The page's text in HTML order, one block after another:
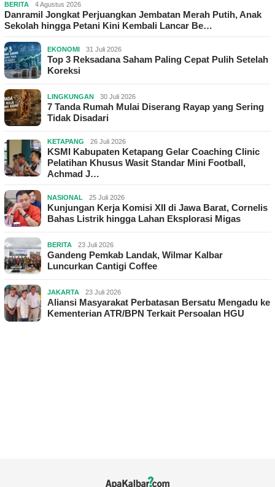
BERITA 4 Agustus 2026
Danramil Jongkat Perjuangkan Jembatan Merah Putih, Anak
Sekolah hingga Petani Kini Kembali Lancar Be…
EKONOMI 31 Juli 2026
Top 3 Reksadana Saham Paling Cepat Pulih Setelah
Koreksi
LINGKUNGAN 30 Juli 2026
7 Tanda Rumah Mulai Diserang Rayap yang Sering
Tidak Disadari
KETAPANG 26 Juli 2026
KSMI Kabupaten Ketapang Gelar Coaching Clinic
Pelatihan Khusus Wasit Standar Mini Football,
Achmad J…
NASIONAL 25 Juli 2026
Kunjungan Kerja Komisi XII di Jawa Barat, Cornelis
Bahas Listrik hingga Lahan Eksplorasi Migas
BERITA 23 Juli 2026
Gandeng Pemkab Landak, Wilmar Kalbar
Luncurkan Cantigi Coffee
JAKARTA 23 Juli 2026
Aliansi Masyarakat Perbatasan Bersatu Mengadu ke
Kementerian ATR/BPN Terkait Persoalan HGU